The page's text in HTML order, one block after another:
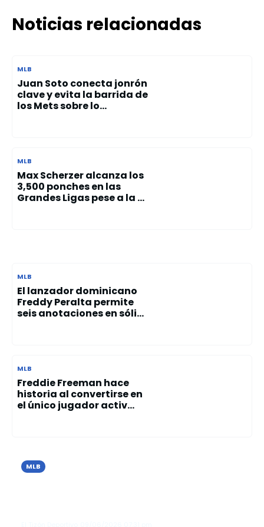
Noticias relacionadas
MLB
Juan Soto conecta jonrón
clave y evita la barrida de
los Mets sobre lo...
MLB
Max Scherzer alcanza los
3,500 ponches en las
Grandes Ligas pese a la ...
MLB
El lanzador dominicano
Freddy Peralta permite
seis anotaciones en sóli...
MLB
Freddie Freeman hace
historia al convertirse en
el único jugador activ...
MLB